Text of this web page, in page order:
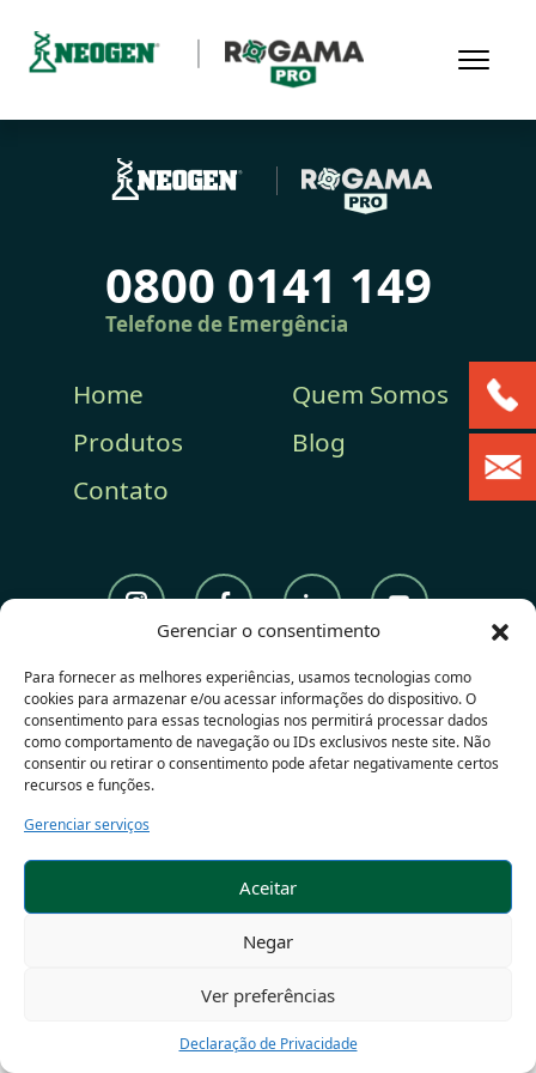
Gerenciar o consentimento
Para fornecer as melhores experiências, usamos tecnologias como
cookies para armazenar e/ou acessar informações do dispositivo. O
consentimento para essas tecnologias nos permitirá processar dados
como comportamento de navegação ou IDs exclusivos neste site. Não
consentir ou retirar o consentimento pode afetar negativamente certos
recursos e funções.
Gerenciar serviços
Aceitar
Negar
Ver preferências
Declaração de Privacidade
0800 0141 149
Telefone de Emergência
Home
Quem Somos
Produtos
Blog
Contato
(12) 3644.3050
Vendas
(12) 3644.3040